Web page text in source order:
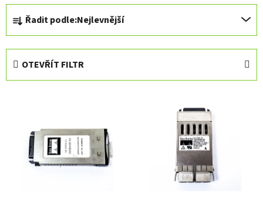
Ř
a
z
n
í
Řadit podle:Nejlevnější
OTEVŘÍT FILTR